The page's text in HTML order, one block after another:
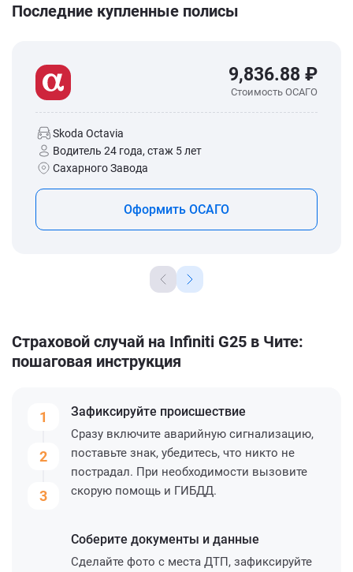
Последние купленные полисы
9,836.88 ₽
Стоимость ОСАГО
Skoda Octavia
Водитель 24 года, стаж 5 лет
Сахарного Завода
Оформить ОСАГО
Страховой случай на Infiniti G25 в Чите:
пошаговая инструкция
1
2
3
Зафиксируйте происшествие
Сразу включите аварийную сигнализацию,
поставьте знак, убедитесь, что никто не
пострадал. При необходимости вызовите
скорую помощь и ГИБДД.
Соберите документы и данные
Сделайте фото с места ДТП, зафиксируйте